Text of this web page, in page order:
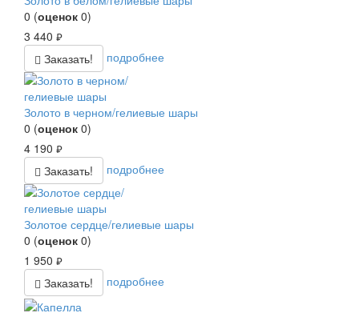
0 (оценок 0)
3 440 руб.
Заказать! подробнее
Золото в черном/гелиевые шары
0 (оценок 0)
4 190 руб.
Заказать! подробнее
Золотое сердце/гелиевые шары
0 (оценок 0)
1 950 руб.
Заказать! подробнее